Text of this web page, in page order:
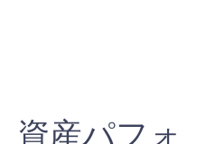
産パフォ